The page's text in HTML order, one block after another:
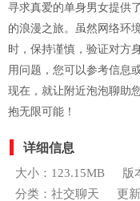
寻求真爱的单身男女提供
的浪漫之旅。虽然网络环
时，保持谨慎，验证对方
用问题，您可以参考信息
现在，就让附近泡泡聊助
抱无限可能！
详细信息
大小：123.15MB
版
分类：社交聊天
更